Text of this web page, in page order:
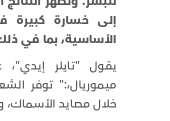
إلى خسارة كبيرة
الأساسية، بما في
يقول "تايلر
ميموريال،:" توفر
خلال مصايد الأسماك،